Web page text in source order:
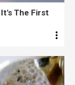
The First